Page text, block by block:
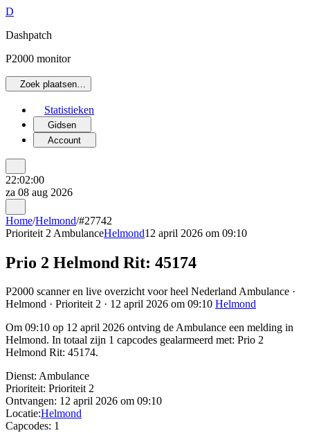
D
Dashpatch
P2000 monitor
Zoek plaatsen…
Statistieken
Gidsen
Account
22:02:00
za 08 aug 2026
Home/Helmond/#27742
Prioriteit 2 AmbulanceHelmond12 april 2026 om 09:10
Prio 2 Helmond Rit: 45174
P2000 scanner en live overzicht voor heel Nederland Ambulance ·
Helmond · Prioriteit 2 · 12 april 2026 om 09:10 Helmond
Om 09:10 op 12 april 2026 ontving de Ambulance een melding in
Helmond. In totaal zijn 1 capcodes gealarmeerd met: Prio 2
Helmond Rit: 45174.
Dienst: Ambulance
Prioriteit: Prioriteit 2
Ontvangen: 12 april 2026 om 09:10
Locatie:Helmond
Capcodes: 1